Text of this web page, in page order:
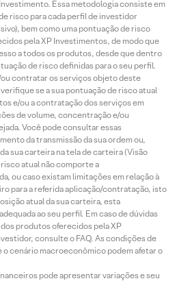
Essa metodologia consiste em
risco para cada perfil de investidor
bem como uma pontuação de risco
pela XP Investimentos, de modo que
a todos os produtos, desde que dentro
de risco definidas para o seu perfil.
contratar os serviços objeto deste
se a sua pontuação de risco atual
e/ou a contratação dos serviços em
de volume, concentração e/ou
Você pode consultar essas
da transmissão da sua ordem ou,
sua carteira na tela de carteira (Visão
atual não comporte a
ou caso existam limitações em relação à
para a referida aplicação/contratação, isto
atual da sua carteira, esta
ao seu perfil. Em caso de dúvidas
produtos oferecidos pela XP
consulte o FAQ. As condições de
o cenário macroeconômico podem afetar o
pode apresentar variações e seu